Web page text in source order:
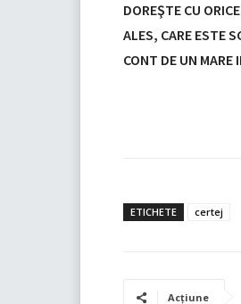
DOREŞTE CU
ALES, CARE ESTE
CONT DE UN MARE
ETICHETE certej
Acțiune